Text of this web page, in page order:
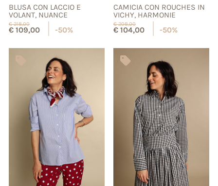
BLUSA CON LACCIO E
VOLANT, NUANCE
€218,00
€109,00 -50%
CAMICIA CON ROUCHES IN
VICHY, HARMONIE
€208,00
€104,00 -50%